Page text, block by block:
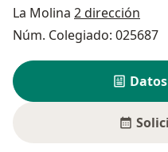
La Molina 2 dirección
Núm. Colegiado: 025687